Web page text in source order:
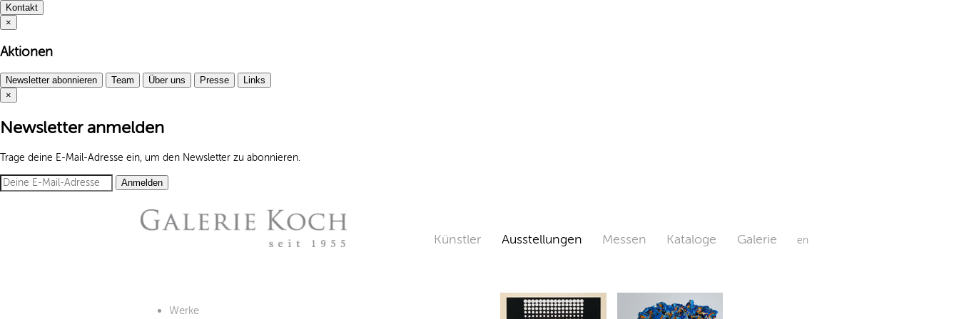
Kontakt
×
Aktionen
Newsletter abonnieren Team Über uns Presse
Links
×
Newsletter anmelden
Trage deine E-Mail-Adresse ein, um den Newsletter zu abonnieren.
Anmelden
Künstler Ausstellungen Messen Kataloge Galerie en
Werke